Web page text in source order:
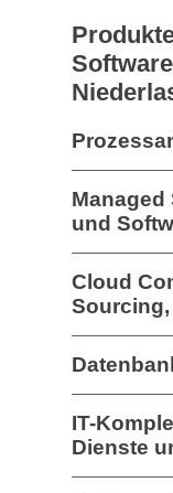
Managed
und
Cloud
IT-
Dienste